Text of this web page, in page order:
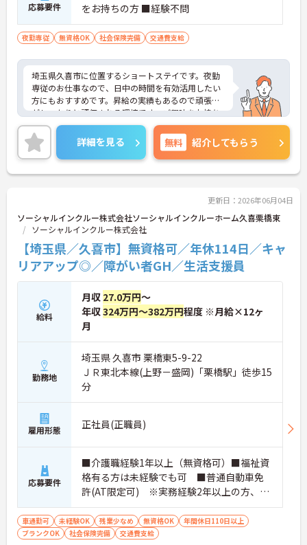
応募要件
をお持ちの方 ■経験不問
夜勤専従 無資格OK 社会保険完備 交通費支給
埼玉県久喜市に位置するショートステイです。夜勤
専従のお仕事なので、日中の時間を有効活用したい
方にもおすすめです。昇給の実績もあるので頑張り
がしっかりと評価される環境です。ご興味をお持ち
の方はお気軽にお問い合わせください。
詳細を見る 無料 紹介してもらう
更新日：2026年06月04日
ソーシャルインクルー株式会社ソーシャルインクルーホーム久喜栗橋東
ソーシャルインクルー株式会社
【埼玉県／久喜市】無資格可／年休114日／キャ
リアアップ◎／障がい者GH／生活支援員
給料
月収 27.0万円～
年収324万円～382万円程度 ※月給×12ヶ
月
勤務地
埼玉県 久喜市 栗橋東5-9-22
ＪＲ東北本線(上野－盛岡)「栗橋駅」徒歩15
分
雇用形態 正社員(正職員)
応募要件
■介護職経験1年以上（無資格可）■福祉資
格有る方は未経験でも可 ■普通自動車免
許(AT限定可) ※実務経験2年以上の方、障
がい者福祉に関する経験をお持ちの方大歓
迎
車通勤可 未経験OK 残業少なめ 無資格OK
年間休日110日以上
ブランクOK
社会保険完備 交通費支給